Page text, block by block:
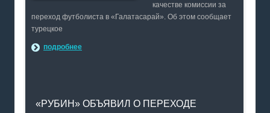
качестве комиссии за
переход футболиста в «Галатасарай». Об этом сообщает
турецкое
подробнее
«РУБИН» ОБЪЯВИЛ О ПЕРЕХОДЕ